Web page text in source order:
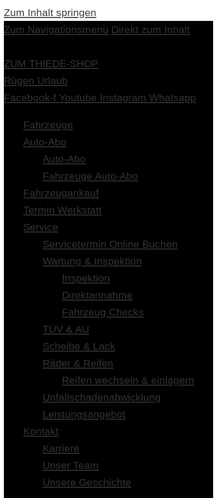
Zum Inhalt springen
Zum Navigationsmenü Direkt zum Inhalt
ZUM THIEDE-SHOP
Rügen Urlaub
Facebook-f Youtube Instagram Whatsapp
Fahrzeuge
Auto-Abo
Auto-Abo
Fahrzeuge Auto-Abo
Fahrzeugankauf
Termin Werkstatt
Service
Servicetermin Online Buchen
Wartung & Inspektion
Inspektion
Direktannahme
Fahrzeug Checks
TÜV & AU
Scheibe & Lack
Räder & Reifen
Reifen wechseln & einlagern
Unfallschadenabwicklung
Leistungsangebot
Kontakt
Karriere
Unser Team
Unsere Geschichte